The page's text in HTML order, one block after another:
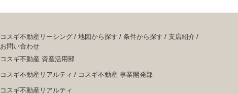
コスギ不動産リーシング 地図から探す 条件から探す
支店紹介
お問い合わせ
コスギ不動産 資産活用部
コスギ不動産リアルティ コスギ不動産 事業開発部
コスギ不動産リアルティ